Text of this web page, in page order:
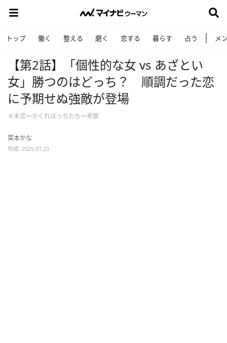
トップ 働く 整える 磨く 恋する 暮らす 占う メ
【第2話】「個性的な女 vs あざとい
女」勝つのはどっち？ 順調だった恋
に予期せぬ強敵が登場
＃未恋～かくれぼっちたち～考察
菜本かな
作成: 2025.01.23